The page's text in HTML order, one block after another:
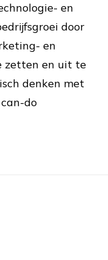
en
door
en
zetten en uit te
denken met
do